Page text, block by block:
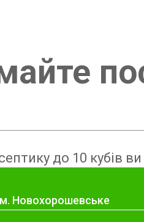
до 10 кубів
м. Новохорошевське